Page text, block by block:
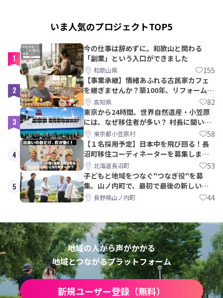
いま人気のプロジェクトTOP5
1
今の仕事は辞めずに。和歌山と関わる
「副業」という入口ができました
和歌山県 155
2
【事業承継】情緒あふれる古民家カフェ
を継ぎませんか？築100年、リフォームか
ら約10年！
高知県 82
3
東京から24時間。世界自然遺産・小笠原
には、なぜ移住者が多い？ 村長に聞いて
みた東京都小笠原村 58
4
【１名採用予定】日本中を飛び回る！長
沼町移住コーディネーターを募集しま
す！北海道長沼町 53
5
子どもと地域をつなぐ"つなぎ役"を募
集。山ノ内町で、最初で最後の新しい学
校づくりを一緒に
長野県山ノ内町 44
地域の人から声がかかる
地域とつながるプラットフォーム
新規ユーザー登録（無料）